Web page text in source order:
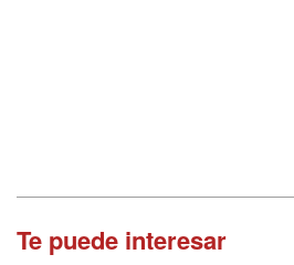
Te puede interesar